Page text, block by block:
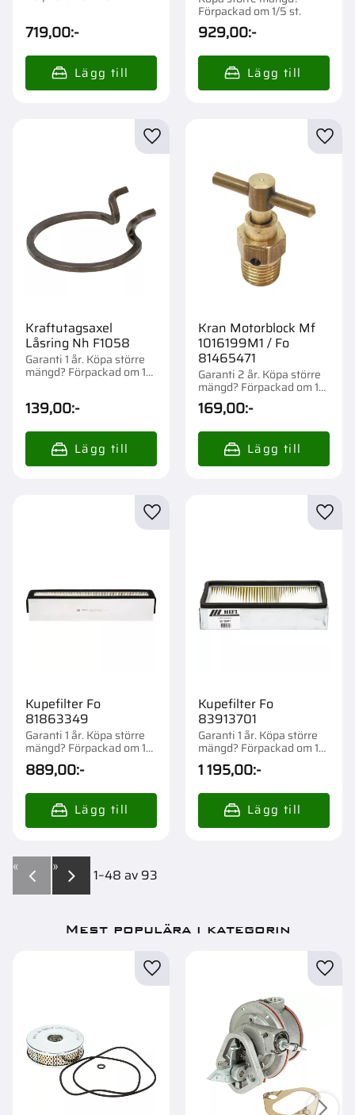
719,00:-
Förpackad om 1/5 st.
929,00:-
Kraftutagsaxel
Låsring Nh F1058
Garanti 1 år. Köpa större
mängd? Förpackad om 1
139,00:-
Lägg till i favoriter
Kran Motorblock Mf
1016199M1 / Fo
81465471
Garanti 2 år. Köpa större
mängd? Förpackad om 1
st.
169,00:-
Kupefilter Fo
81863349
Garanti 1 år. Köpa större
mängd? Förpackad om 1
st.
889,00:-
Lägg till i favoriter
Kupefilter Fo
83913701
Garanti 1 år. Köpa större
mängd? Förpackad om 1
st.
1 195,00:-
1–48 av 93
« »
Mest populära i kategorin